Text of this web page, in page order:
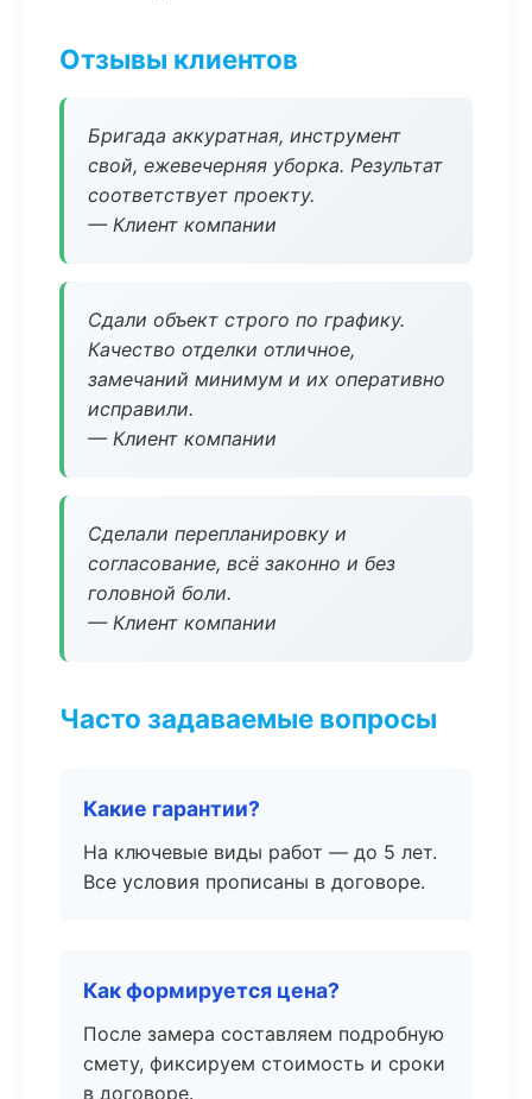
Отзывы клиентов
Бригада аккуратная, инструмент
свой, ежевечерняя уборка. Результат
соответствует проекту.
— Клиент компании
Сдали объект строго по графику.
Качество отделки отличное,
замечаний минимум и их оперативно
исправили.
— Клиент компании
Сделали перепланировку и
согласование, всё законно и без
головной боли.
— Клиент компании
Часто задаваемые вопросы
Какие гарантии?
На ключевые виды работ — до 5 лет.
Все условия прописаны в договоре.
Как формируется цена?
После замера составляем подробную
смету, фиксируем стоимость и сроки
в договоре.